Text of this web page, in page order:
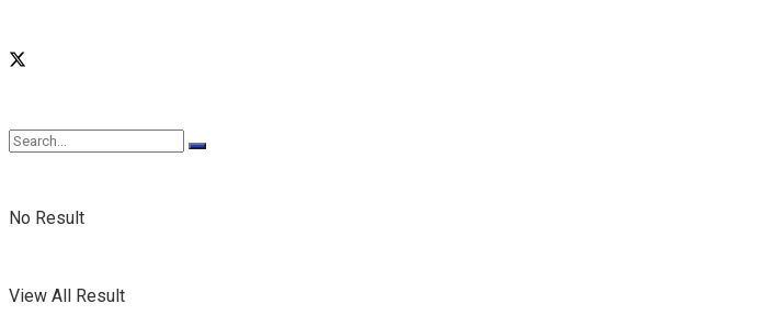
No Result
View All Result